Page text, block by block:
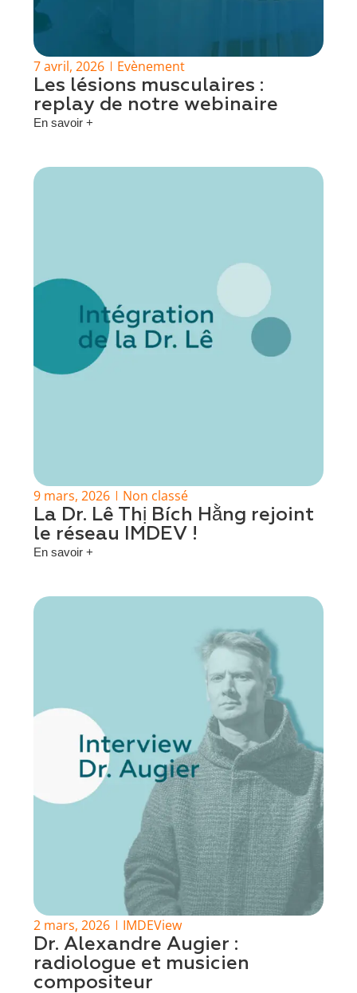
7 avril, 2026 Evènement
Les lésions musculaires :
replay de notre webinaire
En savoir +
9 mars, 2026 Non classé
La Dr. Lê Thị Bích Hằng rejoint
le réseau IMDEV !
En savoir +
2 mars, 2026 IMDEView
Dr. Alexandre Augier :
radiologue et musicien
compositeur